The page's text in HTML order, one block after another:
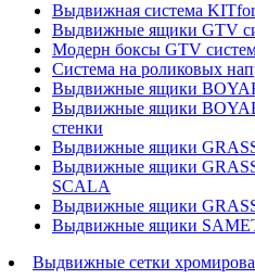
Выдвижная система
Выдвижные ящики GTV
Модерн боксы GTV
Система на роликовых
Выдвижные ящики
Выдвижные ящики
стенки
Выдвижные ящики
Выдвижные ящики
SCALA
Выдвижные ящики
Выдвижные ящики
Выдвижные сетки